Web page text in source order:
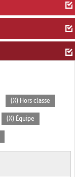
(X) Hors classe
(X) Équipe